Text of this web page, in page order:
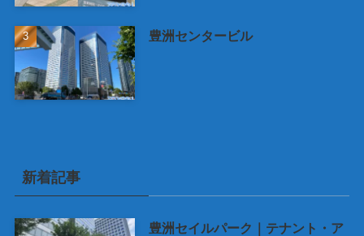
豊洲センタービル
新着記事
豊洲セイルパーク｜テナント・ア